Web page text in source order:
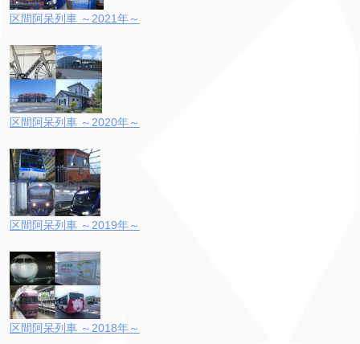
区間阿呆列車 ～2021年～
区間阿呆列車 ～2020年～
区間阿呆列車 ～2019年～
区間阿呆列車 ～2018年～